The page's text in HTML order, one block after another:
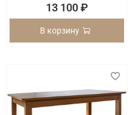
13 100 ₽
В корзину